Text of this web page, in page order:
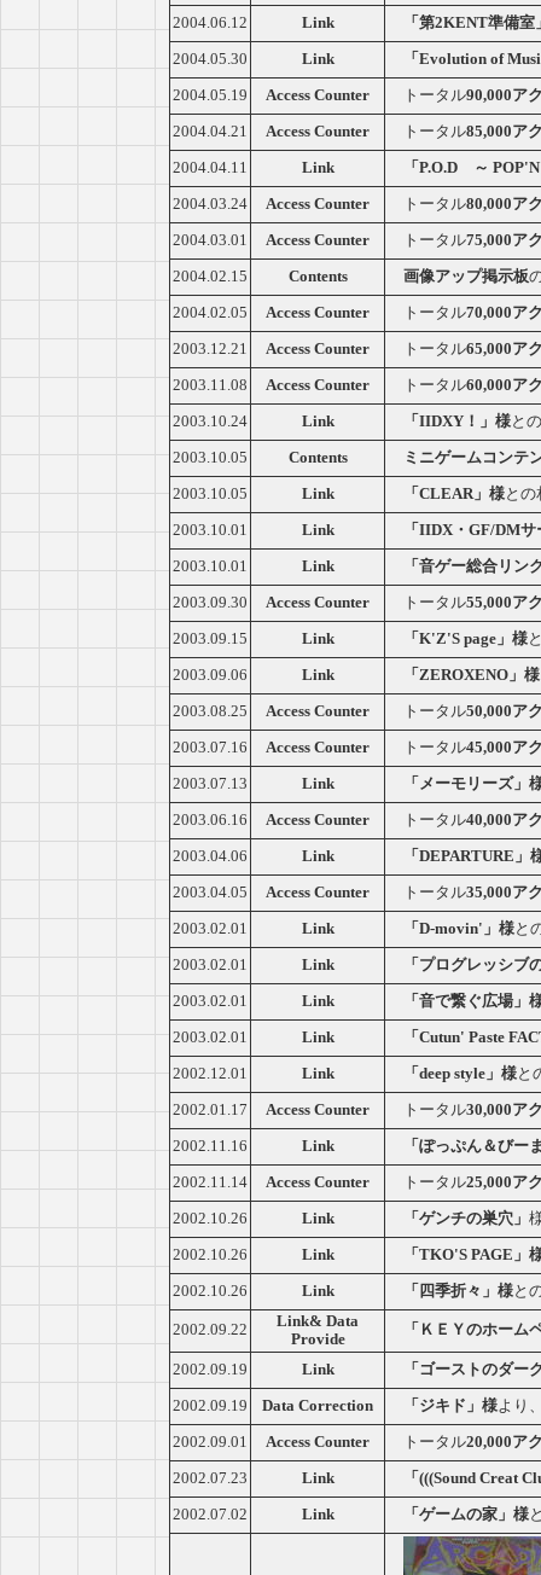
2004.06.12 Link 「第2KENT準備室
2004.05.30 Link 「Evolution of
2004.05.19 Access Counter トータル90,000ア
2004.04.21 Access Counter トータル85,000ア
2004.04.11 Link 「P.O.D ～
2004.03.24 Access Counter トータル80,000ア
2004.03.01 Access Counter トータル75,000ア
2004.02.15 Contents 画像アップ掲示板
2004.02.05 Access Counter トータル70,000ア
2003.12.21 Access Counter トータル65,000ア
2003.11.08 Access Counter トータル60,000ア
2003.10.24 Link 「IIDXY！」様と
2003.10.05 Contents ミニゲームコンテ
2003.10.05 Link 「CLEAR」様との
2003.10.01 Link 「IIDX・GF/DM
2003.10.01 Link 「音ゲー総合リン
2003.09.30 Access Counter トータル55,000ア
2003.09.15 Link 「K'Z'S page」様
2003.09.06 Link 「ZEROXENO」様
2003.08.25 Access Counter トータル50,000ア
2003.07.16 Access Counter トータル45,000ア
2003.07.13 Link 「メーモリーズ」
2003.06.16 Access Counter トータル40,000ア
2003.04.06 Link 「DEPARTURE」
2003.04.05 Access Counter トータル35,000ア
2003.02.01 Link 「D-movin'」様と
2003.02.01 Link 「プログレッシブ
2003.02.01 Link 「音で繋ぐ広場」
2003.02.01 Link 「Cutun' Paste
2002.12.01 Link 「deep style」様と
2002.01.17 Access Counter トータル30,000ア
2002.11.16 Link 「ぽっぷん＆びー
2002.11.14 Access Counter トータル25,000ア
2002.10.26 Link 「ゲンチの巣穴」
2002.10.26 Link 「TKO'S PAGE」
2002.10.26 Link 「四季折々」様と
2002.09.22
Link& Data
Provide
「ＫＥＹのホーム
2002.09.19 Link 「ゴーストのダー
2002.09.19 Data Correction 「ジキド」様より
2002.09.01 Access Counter トータル20,000ア
2002.07.23 Link 「(((Sound Creat
2002.07.02 Link 「ゲームの家」様